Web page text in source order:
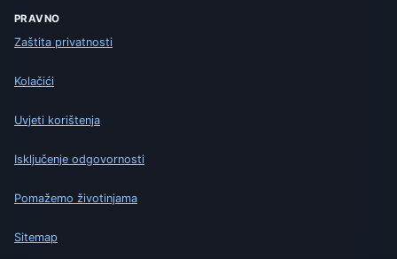
PRAVNO
Zaštita privatnosti
Kolačići
Uvjeti korištenja
Isključenje odgovornosti
Pomažemo životinjama
Sitemap